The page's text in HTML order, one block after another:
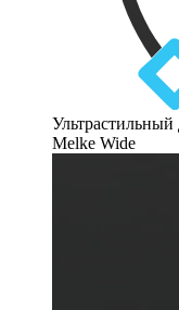
Ультрастильный
Melke Wide